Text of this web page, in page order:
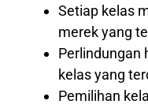
Setiap kelas
merek yang
Perlindungan
kelas yang
Pemilihan